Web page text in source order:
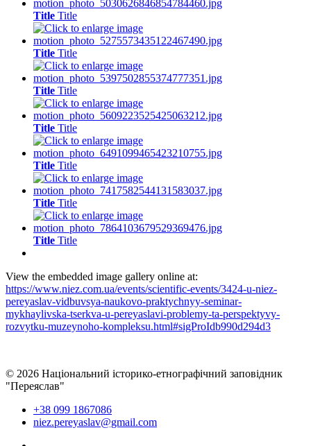
Title Title
Title Title
Title Title
Title Title
Title Title
Title Title
Title Title
View the embedded image gallery online at:
https://www.niez.com.ua/events/scientific-events/3424-u-niez-
pereyaslav-vidbuvsya-naukovo-praktychnyy-seminar-
mykhaylivska-tserkva-u-pereyaslavi-problemy-ta-perspektyvy-
rozvytku-muzeynoho-kompleksu.html#sigProIdb990d294d3
© 2026 Національний історико-етнографічний заповідник
"Переяслав"
+38 099 1867086
niez.pereyaslav@gmail.com